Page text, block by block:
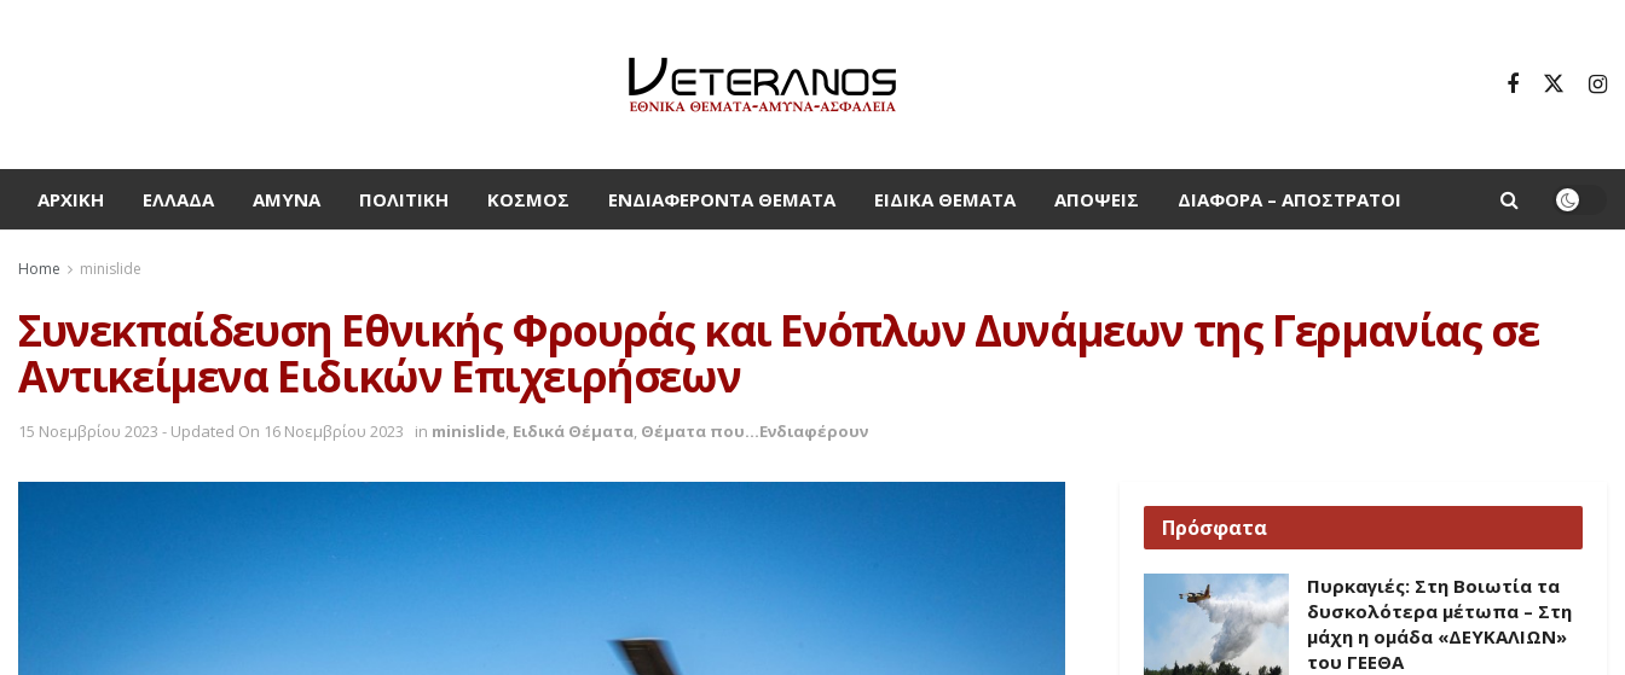
ΑΡΧΙΚΉ ΕΛΛΆΔΑ ΆΜΥΝΑ ΠΟΛΙΤΙΚΉ ΚΌΣΜΟΣ ΕΝΔΙΑΦΈΡΟΝΤΑ ΘΈΜΑΤΑ ΕΙΔΙΚΆ ΘΈΜΑΤΑ ΑΠΌΨΕΙΣ ΔΙΆΦΟΡΑ – ΑΠΌΣΤΡΑΤΟΙ
Home minislide
Συνεκπαίδευση Εθνικής Φρουράς και Ενόπλων Δυνάμεων της Γερμανίας σε
Αντικείμενα Ειδικών Επιχειρήσεων
15 Νοεμβρίου 2023 - Updated On 16 Νοεμβρίου 2023 in minislide, Ειδικά Θέματα, Θέματα που...Ενδιαφέρουν
Πρόσφατα
Πυρκαγιές: Στη Βοιωτία τα
δυσκολότερα μέτωπα – Στη
μάχη η ομάδα «ΔΕΥΚΑΛΙΩΝ»
του ΓΕΕΘΑ